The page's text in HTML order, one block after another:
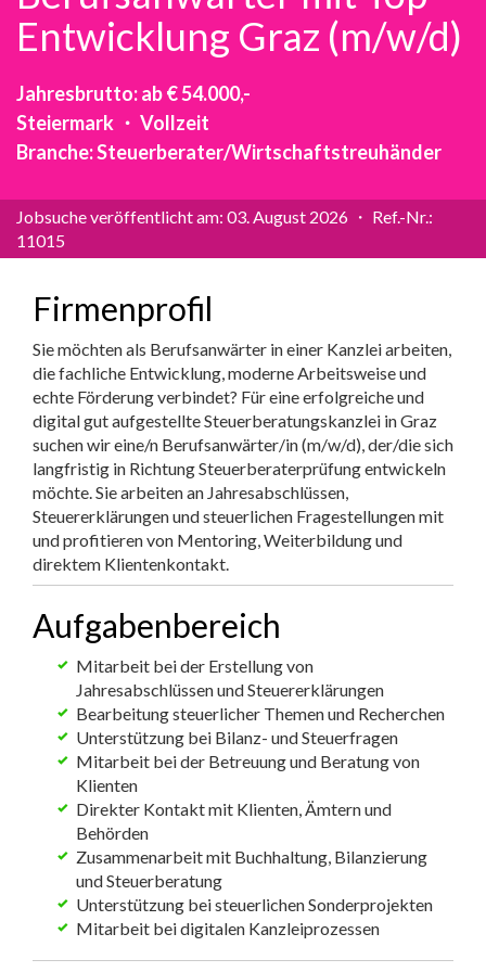
Systemstatus
Jobs
Jobs in Wien
Jobs in Linz
Jobs in Salzburg
Jobs in der Steiermark
Beliebte Suchen
Steuerrecht
Strafrecht
Compliance Officer
Unternehmensjurist
Datenschutzbeauftragte:r
Für Unternehmen
Kandidaten finden
Inserat buchen
jusjobs.at 2026Impressum
Cookie-Einstellungen